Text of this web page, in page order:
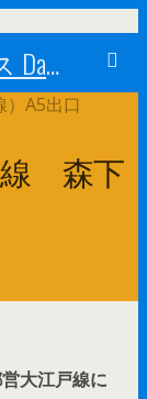
両国 レンタルスペース Dance Studio Happy Turn (ダンススタジオ ハッピーターン)
線 森下
大江戸線に